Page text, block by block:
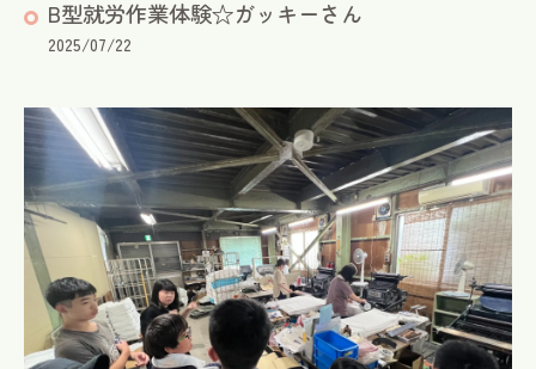
B型就労作業体験☆ガッキーさん
2025/07/22